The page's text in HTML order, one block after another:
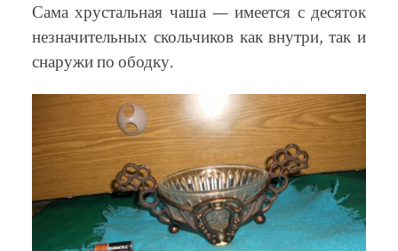
Сама хрустальная чаша — имеется с десяток
незначительных скольчиков как внутри, так и
снаружи по ободку.